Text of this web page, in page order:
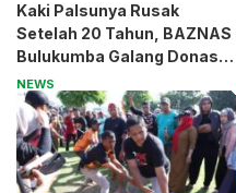
Kaki Palsunya Rusak
Setelah 20 Tahun, BAZNAS
Bulukumba Galang Donasi
untuk Pak Pardi
NEWS